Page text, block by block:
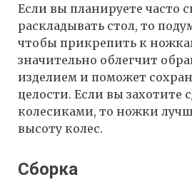
Если вы планируете часто
раскладывать стол, то
чтобы прикрепить к
значительно облегчит
изделием и поможет
целости. Если вы захотите
колесиками, то ножки
высоту колес.
Сборка